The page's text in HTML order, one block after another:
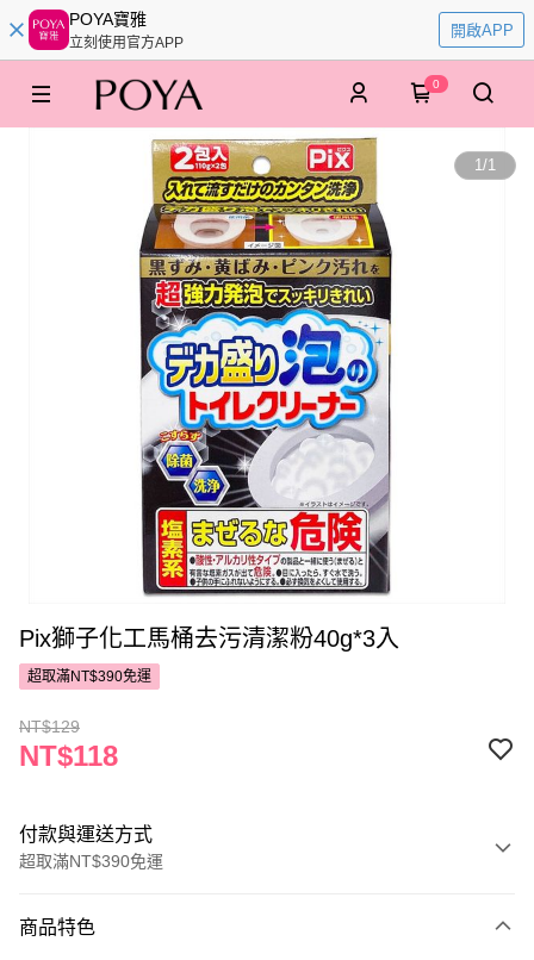
POYA寶雅
立刻使用官方APP
開啟APP
0
1/1
Pix獅子化工馬桶去污清潔粉40g*3入
超取滿NT$390免運
NT$129
NT$118
付款與運送方式
超取滿NT$390免運
POYA支付
商品特色